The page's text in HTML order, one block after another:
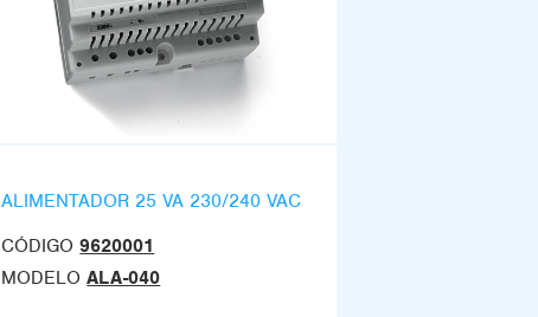
ALIMENTADOR 25 VA 230/240 VAC
CÓDIGO 9620001
MODELO ALA-040